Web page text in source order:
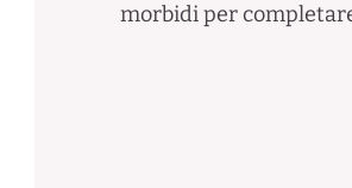
morbidi per